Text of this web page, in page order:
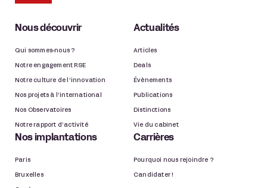
Nous découvrir
Qui sommes-nous ?
Notre engagement RSE
Notre culture de l’innovation
Nos projets à l’international
Nos Observatoires
Notre rapport d’activité
Actualités
Articles
Deals
Évènements
Publications
Distinctions
Vie du cabinet
Nos implantations
Paris
Bruxelles
Carrières
Pourquoi nous rejoindre ?
Candidater !